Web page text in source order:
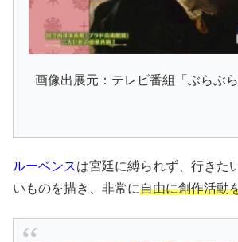
画像出展元：テレビ番組「ぶらぶ
ルーベンスは宮廷に縛られず、行きた
いものを描き、非常に自由に創作活動